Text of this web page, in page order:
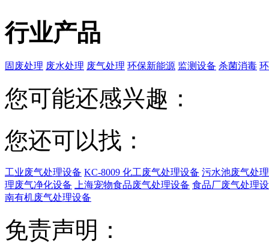
行业产品
固废处理 废水处理 废气处理 环保新能源 监测设备 杀菌消毒
您可能还感兴趣：
您还可以找：
工业废气处理设备 KC-8009 化工废气处理设备 污水池废气处
理废气净化设备
上海宠物食品废气处理设备 食品厂废气处理
南有机废气处理设备
免责声明：